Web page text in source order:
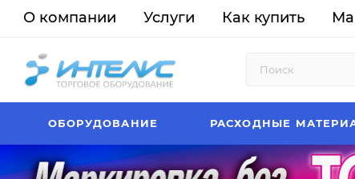
О компании Услуги Как купить
ОБОРУДОВАНИЕ РАСХОДНЫЕ